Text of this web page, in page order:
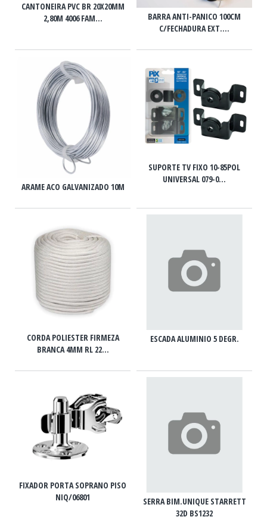
CANTONEIRA PVC BR 20X20MM
2,80M 4006 FAM...
BARRA ANTI-PANICO 100CM
C/FECHADURA EXT....
ARAME ACO GALVANIZADO 10M
SUPORTE TV FIXO 10-85POL
UNIVERSAL 079-0...
CORDA POLIESTER FIRMEZA
BRANCA 4MM RL 22...
ESCADA ALUMINIO 5 DEGR.
FIXADOR PORTA SOPRANO PISO
NIQ/06801
SERRA BIM.UNIQUE STARRETT
32D BS1232